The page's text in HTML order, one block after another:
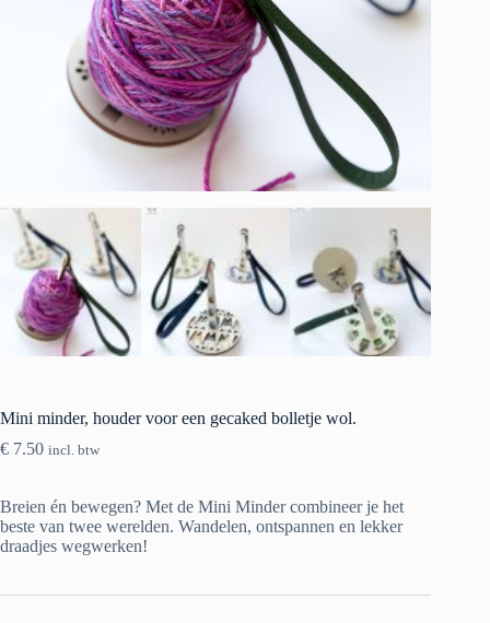
Mini minder, houder voor een gecaked bolletje wol.
€ 7.50 incl. btw
Breien én bewegen? Met de Mini Minder combineer je het
beste van twee werelden. Wandelen, ontspannen en lekker
draadjes wegwerken!